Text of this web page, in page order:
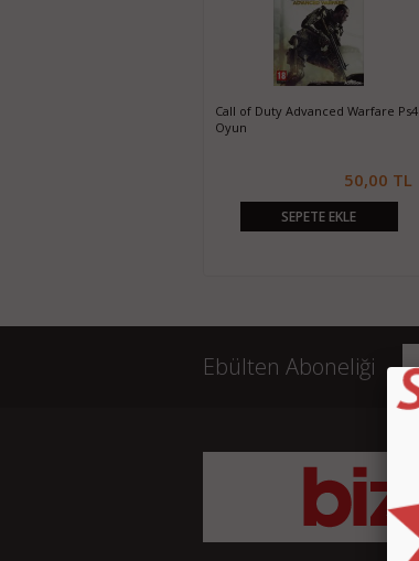
Call of Duty Advanced Warfare Ps4
Oyun
50,00 TL
SEPETE EKLE
Ebülten Aboneliği